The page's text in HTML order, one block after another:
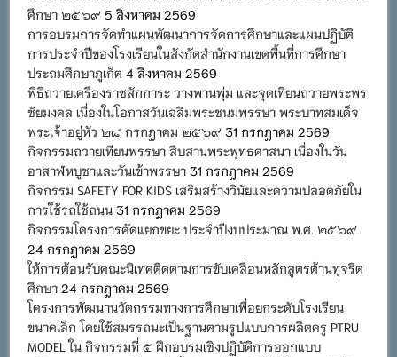
ศึกษา ๒๕๖๙ 5 สิงหาคม 2569
การอบรมการจัดทำแผนพัฒนาการจัดการศึกษาและแผนปฏิบัติ
การประจำปีของโรงเรียนในสังกัดสำนักงานเขตพื้นที่การศึกษา
ประถมศึกษาภูเก็ต 4 สิงหาคม 2569
พิธีถวายเครื่องราชสักการะ วางพานพุ่ม และจุดเทียนถวายพระพร
ชัยมงคล เนื่องในโอกาสวันเฉลิมพระชนมพรรษา พระบาทสมเด็จ
พระเจ้าอยู่หัว ๒๘ กรกฎาคม ๒๕๖๙ 31 กรกฎาคม 2569
กิจกรรมถวายเทียนพรรษา สืบสานพระพุทธศาสนา เนื่องในวัน
อาสาฬหบูชาและวันเข้าพรรษา 31 กรกฎาคม 2569
กิจกรรม SAFETY FOR KIDS เสริมสร้างวินัยและความปลอดภัยใน
การใช้รถใช้ถนน 31 กรกฎาคม 2569
กิจกรรมโครงการคัดแยกขยะ ประจำปีงบประมาณ พ.ศ. ๒๕๖๙
24 กรกฎาคม 2569
ให้การต้อนรับคณะนิเทศติดตามการขับเคลื่อนหลักสูตรต้านทุจริต
ศึกษา 24 กรกฎาคม 2569
โครงการพัฒนานวัตกรรมทางการศึกษาเพื่อยกระดับโรงเรียน
ขนาดเล็ก โดยใช้สมรรถนะเป็นฐานตามรูปแบบการผลิตครู PTRU
MODEL ใน กิจกรรมที่ ๕ ฝึกอบรมเชิงปฏิบัติการออกแบบ